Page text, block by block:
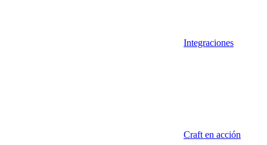
Integraciones
Craft en acción